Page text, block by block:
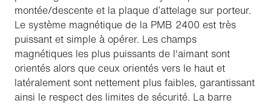
montée/descente et la plaque d’attelage sur porteur.
Le système magnétique de la PMB 2400 est très
puissant et simple à opérer. Les champs
magnétiques les plus puissants de l'aimant sont
orientés alors que ceux orientés vers le haut et
latéralement sont nettement plus faibles, garantissant
ainsi le respect des limites de sécurité. La barre